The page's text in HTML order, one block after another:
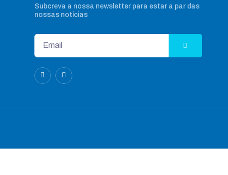
Subcreva a nossa newsletter para estar a par das
nossas notícias